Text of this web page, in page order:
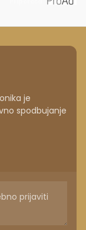
je
spodbujanje